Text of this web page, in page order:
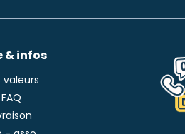
& infos
valeurs
FAQ